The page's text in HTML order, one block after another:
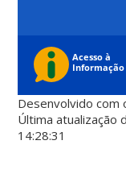
Desenvolvido com
Última atualização
14:28:31